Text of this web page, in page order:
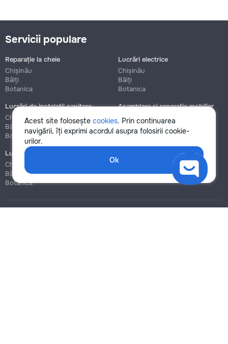
Acest site folosește cookies. Prin continuarea
navigării, îți exprimi acordul asupra folosirii cookie-
urilor.
Ok
Servicii populare
Reparație la cheie
Chișinău
Bălți
Botanica
Lucrări electrice
Chișinău
Bălți
Botanica
Lucrări de instalații sanitare
Chișinău
Bălți
Botanica
Asamblare și reparație mobilier
Chișinău
Botanica
Lucrări de construcție și instalare
Chișinău
Bălți
Botanica